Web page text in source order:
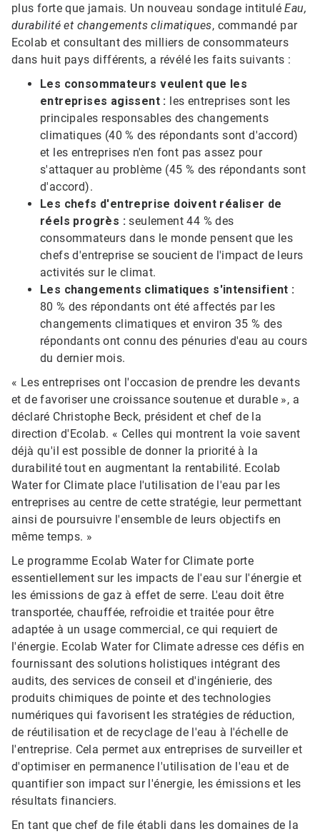
plus forte que jamais.​​​​​​​ Un nouveau sondage intituléEau,
durabilité et changements climatiques, commandé par
Ecolab et consultant des milliers de consommateurs
dans huit pays différents, a révélé les faits suivants :
Les consommateurs veulent que les
entreprises agissent : les entreprises sont les
principales responsables des changements
climatiques (40 % des répondants sont d'accord)
et les entreprises n'en font pas assez pour
s'attaquer au problème (45 % des répondants sont
d'accord).
Les chefs d'entreprise doivent réaliser de
réels progrès : seulement 44 % des
consommateurs dans le monde pensent que les
chefs d'entreprise se soucient de l'impact de leurs
activités sur le climat.
Les changements climatiques s'intensifient :
80 % des répondants ont été affectés par les
changements climatiques et environ 35 % des
répondants ont connu des pénuries d'eau au cours
du dernier mois.
« Les entreprises ont l'occasion de prendre les devants
et de favoriser une croissance soutenue et durable », a
déclaré Christophe Beck, président et chef de la
direction d'Ecolab. « Celles qui montrent la voie savent
déjà qu'il est possible de donner la priorité à la
durabilité tout en augmentant la rentabilité. Ecolab
Water for Climate place l'utilisation de l'eau par les
entreprises au centre de cette stratégie, leur permettant
ainsi de poursuivre l'ensemble de leurs objectifs en
même temps. »
Le programme Ecolab Water for Climate porte
essentiellement sur les impacts de l'eau sur l'énergie et
les émissions de gaz à effet de serre. L'eau doit être
transportée, chauffée, refroidie et traitée pour être
adaptée à un usage commercial, ce qui requiert de
l'énergie. Ecolab Water for Climate adresse ces défis en
fournissant des solutions holistiques intégrant des
audits, des services de conseil et d'ingénierie, des
produits chimiques de pointe et des technologies
numériques qui favorisent les stratégies de réduction,
de réutilisation et de recyclage de l'eau à l'échelle de
l'entreprise. Cela permet aux entreprises de surveiller et
d'optimiser en permanence l'utilisation de l'eau et de
quantifier son impact sur l'énergie, les émissions et les
résultats financiers.
En tant que chef de file établi dans les domaines de la